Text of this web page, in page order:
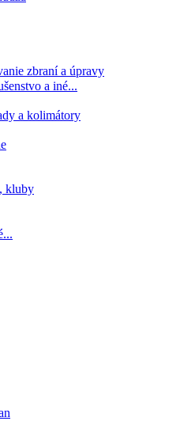
zbraní a úpravy
a iné...
a kolimátory
kluby